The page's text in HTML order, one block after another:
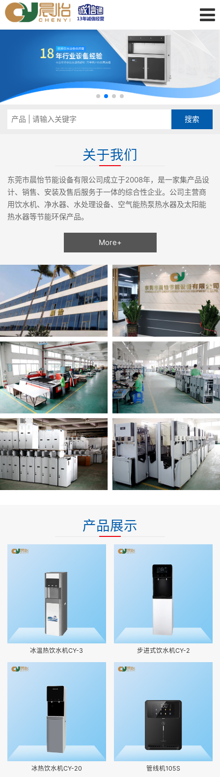
关于我们
东莞市晨怡节能设备有限公司成立于2008年，是一家集产品设
计、销售、安装及售后服务于一体的综合性企业。公司主营商
用饮水机、净水器、水处理设备、空气能热泵热水器及太阳能
热水器等节能环保产品。
More+
产品展示
冰温热饮水机CY-3 步进式饮水机CY-2
冰热饮水机CY-20 管线机105S